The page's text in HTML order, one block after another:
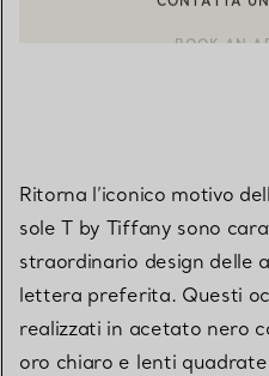
Ritorna l’iconico motivo
sole T by Tiffany sono
straordinario design delle
lettera preferita. Questi
realizzati in acetato nero
oro chiaro e lenti